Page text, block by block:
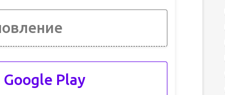
Play